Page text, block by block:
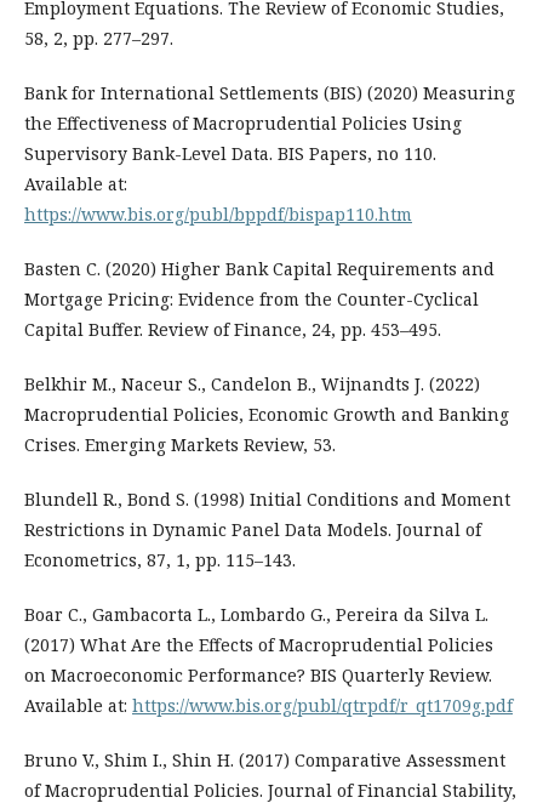
Employment Equations. The Review of Economic Studies,
58, 2, pp. 277–297.
Bank for International Settlements (BIS) (2020) Measuring
the Effectiveness of Macroprudential Policies Using
Supervisory Bank-Level Data. BIS Papers, no 110.
Available at:
https://www.bis.org/publ/bppdf/bispap110.htm
Basten C. (2020) Higher Bank Capital Requirements and
Mortgage Pricing: Evidence from the Counter-Cyclical
Capital Buffer. Review of Finance, 24, pp. 453–495.
Belkhir M., Naceur S., Candelon B., Wijnandts J. (2022)
Macroprudential Policies, Economic Growth and Banking
Crises. Emerging Markets Review, 53.
Blundell R., Bond S. (1998) Initial Conditions and Moment
Restrictions in Dynamic Panel Data Models. Journal of
Econometrics, 87, 1, pp. 115–143.
Boar C., Gambacorta L., Lombardo G., Pereira da Silva L.
(2017) What Are the Effects of Macroprudential Policies
on Macroeconomic Performance? BIS Quarterly Review.
Available at: https://www.bis.org/publ/qtrpdf/r_qt1709g.pdf
Bruno V., Shim I., Shin H. (2017) Comparative Assessment
of Macroprudential Policies. Journal of Financial Stability,